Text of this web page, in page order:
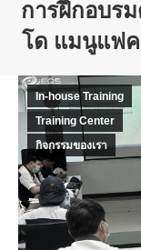
การฝึกอบร
โด แมนูแฟค
In-house Training
Training Center
กิจกรรมของเรา